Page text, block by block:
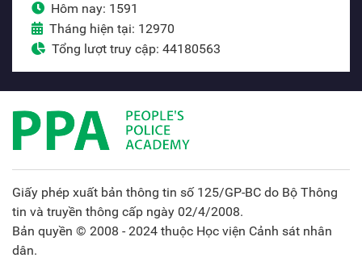
Hôm nay: 1591
Tháng hiện tại: 12970
Tổng lượt truy cập: 44180563
Giấy phép xuất bản thông tin số 125/GP-BC do Bộ Thông
tin và truyền thông cấp ngày 02/4/2008.
Bản quyền © 2008 - 2024 thuộc Học viện Cảnh sát nhân
dân.